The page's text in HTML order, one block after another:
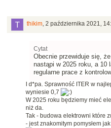
thikim, 2 października 2021,
Cytat
Obecnie przewiduje się,
nastąpi w 2025 roku, a 10
regularne prace z
I d*pa. Sprawność ITER w
wyniesie 0,7
W 2025 roku będziemy mieć
niż da.
Tak - budowa elektrowni które
- jest znakomitym pomysłem